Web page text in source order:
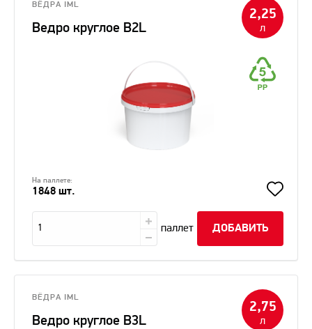
2,25
л
ВЁДРА IML
Ведро круглое В2L
На паллете:
1848 шт.
паллет ДОБАВИТЬ
2,75
л
ВЁДРА IML
Ведро круглое В3L